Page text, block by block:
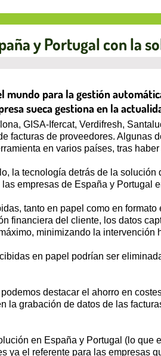
y Portugal con la
mundo para la gestión
sueca gestiona en la
GISA-Ifercat, Verdifresh,
facturas de proveedores. Algunas
en varios países, tras
la tecnología detrás de la
empresas de España y Portugal
tanto en papel como en
financiera del cliente, los datos
minimizando la intervención
en papel podrían ser
destacar el ahorro en
grabación de datos de las
en España y Portugal (lo que
el referente para las empresas